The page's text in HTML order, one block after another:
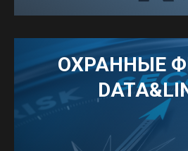
ПЕРЕЙТИ
ОХРАННЫЕ